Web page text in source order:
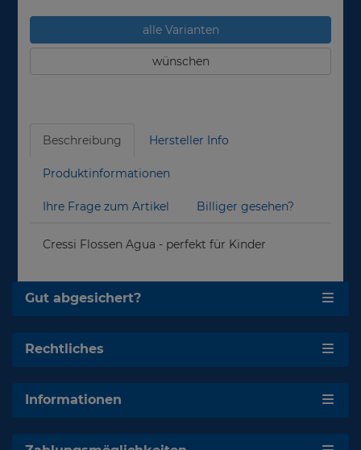
alle Varianten
wünschen
Beschreibung Hersteller Info
Produktinformationen
Ihre Frage zum Artikel Billiger gesehen?
Cressi Flossen Agua - perfekt für Kinder
Gut abgesichert?
Rechtliches
Informationen